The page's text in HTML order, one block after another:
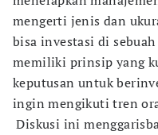
mengerti jenis dan
bisa investasi di
memiliki prinsip yang
keputusan untuk
ingin mengikuti tren
Diskusi ini